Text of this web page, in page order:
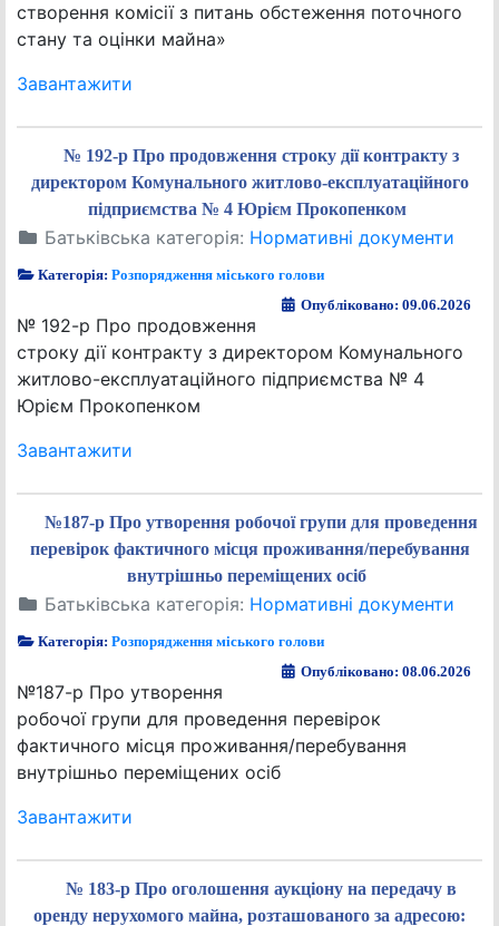
створення комісії з питань обстеження поточного
стану та оцінки майна»
Завантажити
№ 192-р Про продовження строку дії контракту з
директором Комунального житлово-експлуатаційного
підприємства № 4 Юрієм Прокопенком
Батьківська категорія: Нормативні документи
Категорія:Розпорядження міського голови
Опубліковано: 09.06.2026
№ 192-р Про продовження
строку дії контракту з директором Комунального
житлово-експлуатаційного підприємства № 4
Юрієм Прокопенком
Завантажити
№187-р Про утворення робочої групи для проведення
перевірок фактичного місця проживання/перебування
внутрішньо переміщених осіб
Батьківська категорія: Нормативні документи
Категорія:Розпорядження міського голови
Опубліковано: 08.06.2026
№187-р Про утворення
робочої групи для проведення перевірок
фактичного місця проживання/перебування
внутрішньо переміщених осіб
Завантажити
№ 183-р Про оголошення аукціону на передачу в
оренду нерухомого майна, розташованого за адресою: